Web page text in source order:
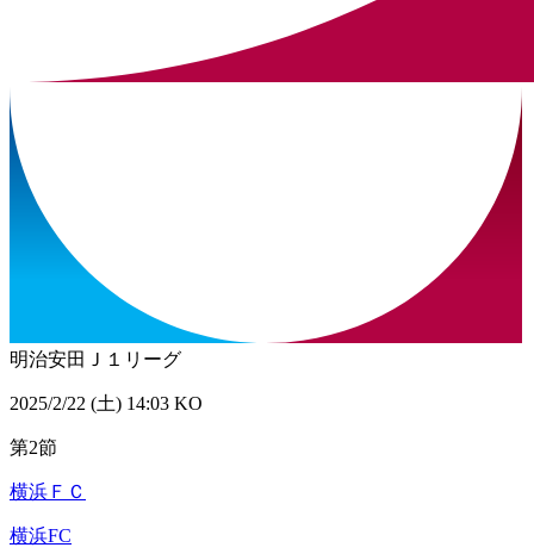
明治安田Ｊ１リーグ
2025/2/22 (土) 14:03 KO
第2節
横浜ＦＣ
横浜FC